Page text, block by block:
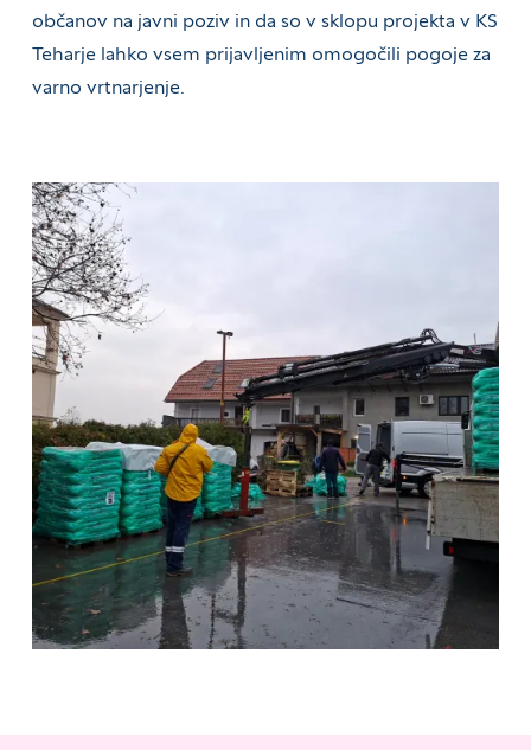
občanov na javni poziv in da so v sklopu projekta v KS
Teharje lahko vsem prijavljenim omogočili pogoje za
varno vrtnarjenje.